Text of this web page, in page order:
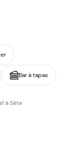
Bar à tapas
à Sète